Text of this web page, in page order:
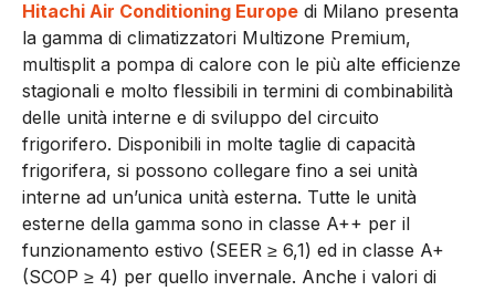
Hitachi Air Conditioning Europe di Milano presenta
la gamma di climatizzatori Multizone Premium,
multisplit a pompa di calore con le più alte efficienze
stagionali e molto flessibili in termini di combinabilità
delle unità interne e di sviluppo del circuito
frigorifero. Disponibili in molte taglie di capacità
frigorifera, si possono collegare fino a sei unità
interne ad un’unica unità esterna. Tutte le unità
esterne della gamma sono in classe A++ per il
funzionamento estivo (SEER ≥ 6,1) ed in classe A+
(SCOP ≥ 4) per quello invernale. Anche i valori di